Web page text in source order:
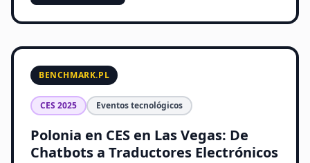
BENCHMARK.PL
CES 2025 Eventos tecnológicos
Polonia en CES en Las Vegas: De
Chatbots a Traductores Electrónicos